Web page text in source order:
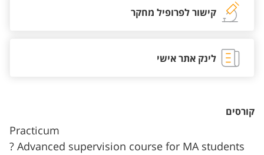
קישור לפרופיל מחקר
לינק אתר אישי
קורסים
Practicum
? Advanced supervision course for MA students